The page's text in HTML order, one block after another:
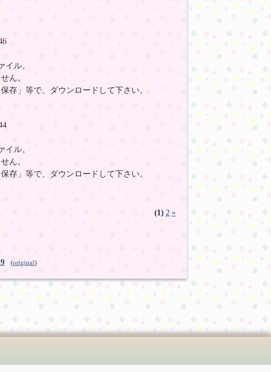
イル。
ん。
存」等で、ダウンロードして下さい。
イル。
ん。
存」等で、ダウンロードして下さい。
(1) 2 »
(original)